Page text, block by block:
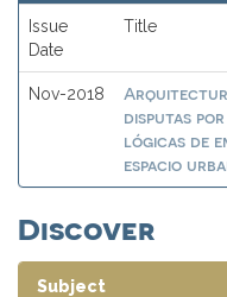
Issue
Date
Title
Nov-2018
disputas
lógicas de
espacio
Discover
Subject